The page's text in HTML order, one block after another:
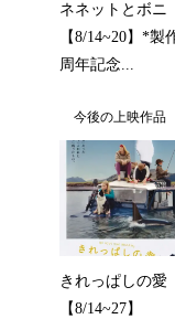
ネネットとボニ
【8/14~20】*製
周年記念...
今後の上映作品
きれっぱしの愛
【8/14~27】